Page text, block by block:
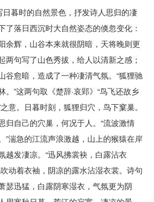
日暮时的自然景色，抒发诗人思归的凄
了落日西沉时大自然姿态的倏忽变化：
余辉，山谷本来就很阴暗，天将晚则更
两句写了山色秀拔，给人以清新之感；
谷愈暗，造成了一种凄清气氛。“狐狸驰
。”这两句取《楚辞·哀郢》“鸟飞还故乡
意。日暮时刻，狐狸归穴，鸟下窠巢。
归自己的穴巢，何况于人。“流波激情
”湍急的江流声浪激越，山上的猴猿在岸
越发凄凉。“迅风拂裳袂，白露沾衣
动着衣袖，阴凉的露水沾湿衣裳。诗句
瑟迅猛，白露阴寒湿衣，气氛更为阴